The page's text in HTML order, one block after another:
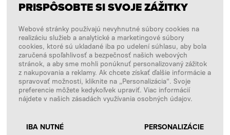
Chcem zadať jednorazovú objednávku bez
NÁKUPY BEZ PRIHLÁSENIA
PRISPÔSOBTE SI SVOJE ZÁŽITKY
Webové stránky používajú nevyhnutné súbory cookies na
realizáciu služieb a analytické a marketingové súbory
cookies, ktoré sú ukladané iba po udelení súhlasu, aby bola
zaručená spoľahlivosť a bezpečnosť našich webových
stránok, a aby sme mohli ponúknuť personalizovaný zážitok
z nakupovania a reklamy. Ak chcete získať ďalšie informácie a
spravovať možnosti, kliknite na „Personalizácia“. Svoje
preferencie môžete kedykoľvek upraviť. Viac informácií
nájdete v našich zásadách využívania osobných údajov.
IBA NUTNÉ PERSONALIZÁCIE